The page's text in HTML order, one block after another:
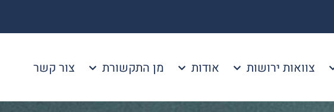
צוואות ירושות אודות מן התקשורת צור קשר